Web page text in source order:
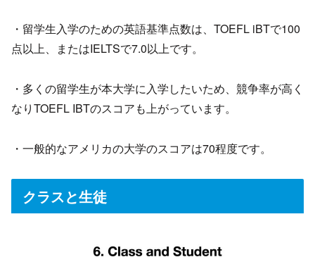
・留学生入学のための英語基準点数は、TOEFL iBTで100
点以上、またはIELTSで7.0以上です。
・多くの留学生が本大学に入学したいため、競争率が高く
なりTOEFL IBTのスコアも上がっています。
・一般的なアメリカの大学のスコアは70程度です。
クラスと生徒